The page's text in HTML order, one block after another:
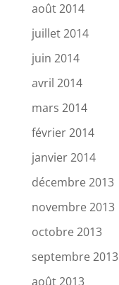
août 2014
juillet 2014
juin 2014
avril 2014
mars 2014
février 2014
janvier 2014
décembre 2013
novembre 2013
octobre 2013
septembre 2013
août 2013